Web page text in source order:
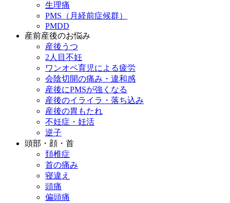
生理痛
PMS（月経前症候群）
PMDD
産前産後のお悩み
産後うつ
2人目不妊
ワンオペ育児による疲労
会陰切開の痛み・違和感
産後にPMSが強くなる
産後のイライラ・落ち込み
産後の胃もたれ
不妊症・妊活
逆子
頭部・顔・首
頚椎症
首の痛み
寝違え
頭痛
偏頭痛